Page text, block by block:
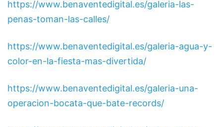
https://www.benaventedigital.es/galeria-las-
penas-toman-las-calles/
https://www.benaventedigital.es/galeria-agua-y-
color-en-la-fiesta-mas-divertida/
https://www.benaventedigital.es/galeria-una-
operacion-bocata-que-bate-records/